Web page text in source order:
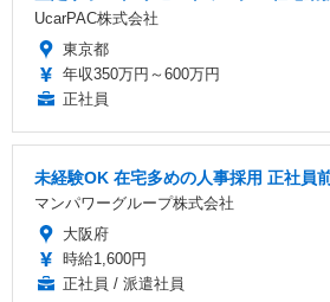
UcarPAC株式会社
東京都
年収350万円～600万円
正社員
未経験OK 在宅多めの人事採用 正社員
マンパワーグループ株式会社
大阪府
時給1,600円
正社員 / 派遣社員